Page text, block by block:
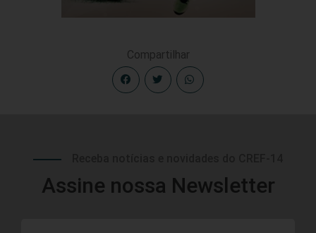
Compartilhar
Assine nossa Newsletter